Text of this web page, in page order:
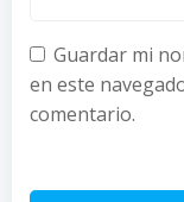
Guardar mi
en este
comentario.